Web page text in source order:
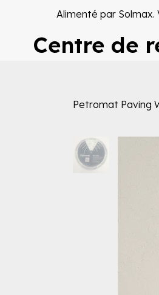
Alimenté par Solmax.
Centre de
Petromat Paving